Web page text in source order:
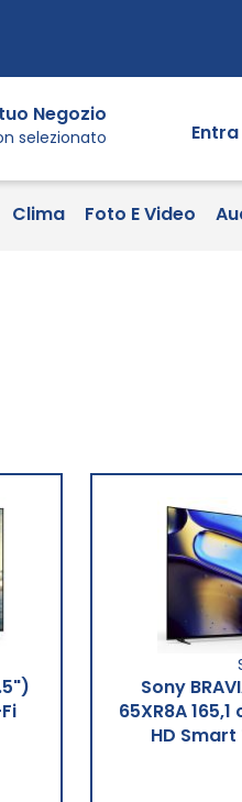
Negozio
selezionato Entra
Clima Foto E Video
Sony
65XR8A
HD Smart